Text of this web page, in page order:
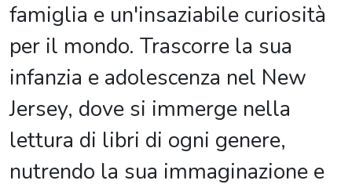
famiglia e un'insaziabile curiosità
per il mondo. Trascorre la sua
infanzia e adolescenza nel New
Jersey, dove si immerge nella
lettura di libri di ogni genere,
nutrendo la sua immaginazione e